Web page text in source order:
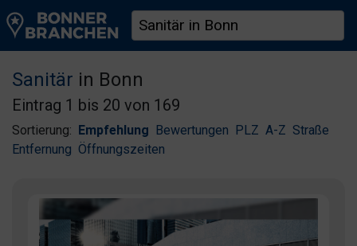
Sanitär in Bonn
Eintrag 1 bis 20 von 169
Sortierung: Empfehlung Bewertungen PLZ A-Z Straße
Entfernung Öffnungszeiten